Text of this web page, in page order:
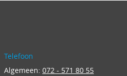
Telefoon
Algemeen: 072 - 571 80 55